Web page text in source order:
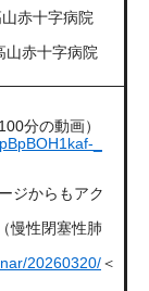
字病院
字病院
分の動画）
_
ジからもアク
慢性閉塞性肺
20260320/＜